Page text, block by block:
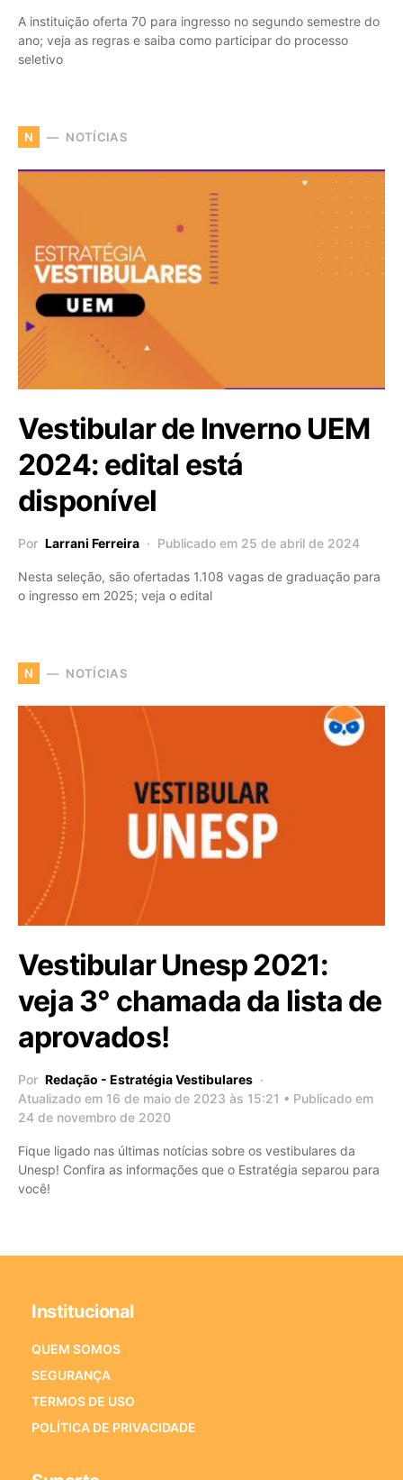
A instituição oferta 70 para ingresso no segundo semestre do
ano; veja as regras e saiba como participar do processo
seletivo
N NOTÍCIAS
Vestibular de Inverno UEM
2024: edital está
disponível
Por Larrani Ferreira Publicado em 25 de abril de 2024
Nesta seleção, são ofertadas 1.108 vagas de graduação para
o ingresso em 2025; veja o edital
N NOTÍCIAS
Vestibular Unesp 2021:
veja 3° chamada da lista de
aprovados!
Por Redação - Estratégia Vestibulares
Atualizado em 16 de maio de 2023 às 15:21 • Publicado em
24 de novembro de 2020
Fique ligado nas últimas notícias sobre os vestibulares da
Unesp! Confira as informações que o Estratégia separou para
você!
Institucional
QUEM SOMOS
SEGURANÇA
TERMOS DE USO
POLÍTICA DE PRIVACIDADE